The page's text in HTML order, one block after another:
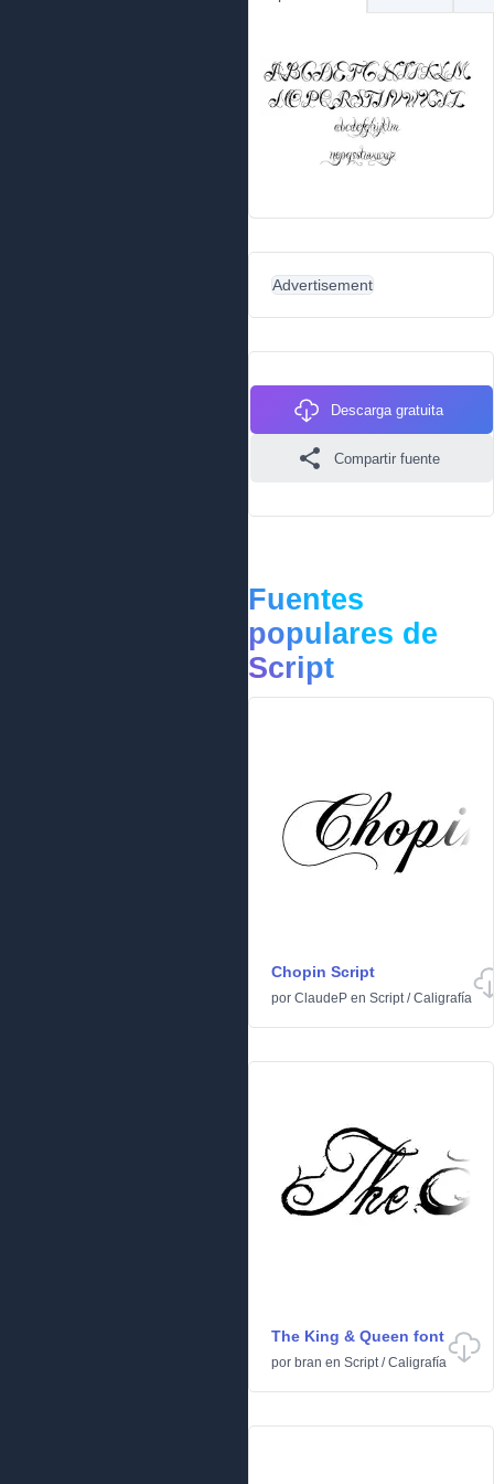
Advertisement
Descarga gratuita
Compartir fuente
Fuentes
populares de
Script
Chopin Script
por ClaudeP en Script/Caligrafía
The King & Queen font
por bran en Script/Caligrafía